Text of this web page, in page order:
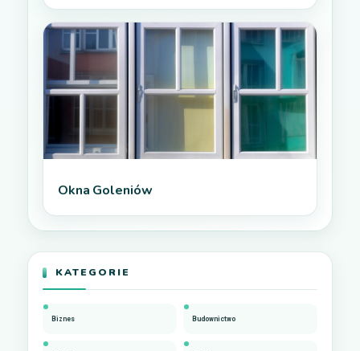
Okna Goleniów
KATEGORIE
Biznes Budownictwo